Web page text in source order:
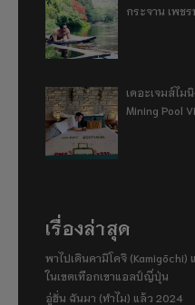
กระจาน เพชร
เดอะเจมส์ไม
Mining Pool
เรื่องล่าสุด
พาไปเดินคามิโคจิ
ในเขตเทือกเขาแอลป์ญี่ปุ่น
อู่ฮั่น ฉันมา (ทำไม) แล้ว 2024